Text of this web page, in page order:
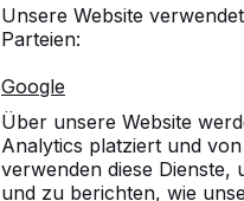
Unsere Website
Parteien:
Google
Über unsere Website
Analytics platziert und
verwenden diese
und zu berichten, wie